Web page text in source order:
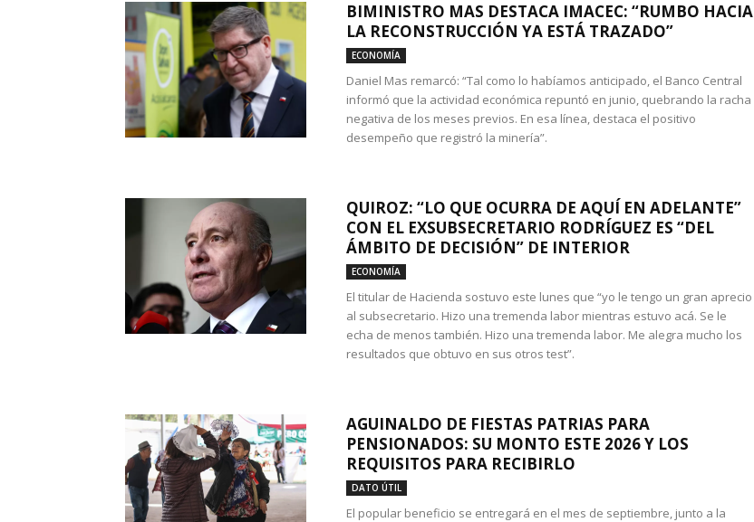
BIMINISTRO MAS DESTACA IMACEC: “RUMBO HACIA
LA RECONSTRUCCIÓN YA ESTÁ TRAZADO”
ECONOMÍA
Daniel Mas remarcó: “Tal como lo habíamos anticipado, el Banco Central
informó que la actividad económica repuntó en junio, quebrando la racha
negativa de los meses previos. En esa línea, destaca el positivo
desempeño que registró la minería”.
QUIROZ: “LO QUE OCURRA DE AQUÍ EN ADELANTE”
CON EL EXSUBSECRETARIO RODRÍGUEZ ES “DEL
ÁMBITO DE DECISIÓN” DE INTERIOR
ECONOMÍA
El titular de Hacienda sostuvo este lunes que “yo le tengo un gran aprecio
al subsecretario. Hizo una tremenda labor mientras estuvo acá. Se le
echa de menos también. Hizo una tremenda labor. Me alegra mucho los
resultados que obtuvo en sus otros test”.
AGUINALDO DE FIESTAS PATRIAS PARA
PENSIONADOS: SU MONTO ESTE 2026 Y LOS
REQUISITOS PARA RECIBIRLO
DATO ÚTIL
El popular beneficio se entregará en el mes de septiembre, junto a la